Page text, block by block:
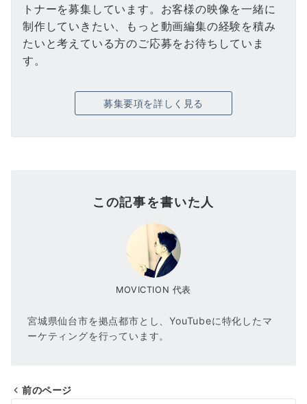
トナーを募集しています。お客様の映像を一緒に
制作していきたい、もっと動画編集の経験を積み
たいと考えている方のご応募をお待ちしていま
す。
募集要項を詳しく見る
この記事を書いた人
MOVICTION 代表
宮城県仙台市を拠点都市とし、YouTubeに特化したマ
ーケティングを行っています。
前のページ